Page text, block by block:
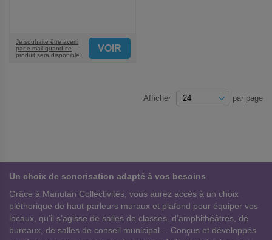
Je souhaite être averti
par e-mail quand ce
produit sera disponible.
VOIR
Afficher par page
Un choix de sonorisation adapté à vos besoins
Grâce à Manutan Collectivités, vous aurez accès à un choix
pléthorique de haut-parleurs muraux et plafond pour équiper vos
locaux, qu’il s’agisse de salles de classes, d’amphithéâtres, de
bureaux, de salles de conseil municipal… Conçus et développés